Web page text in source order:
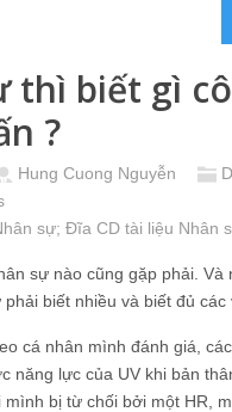
thì biết gì
?
Hung Cuong Nguyễn
sự; Đĩa CD tài liệu Nhân
sự nào cũng gặp phải.
biết nhiều và biết đủ các
cá nhân mình đánh giá,
năng lực của UV khi bản
bị từ chối bởi một HR,